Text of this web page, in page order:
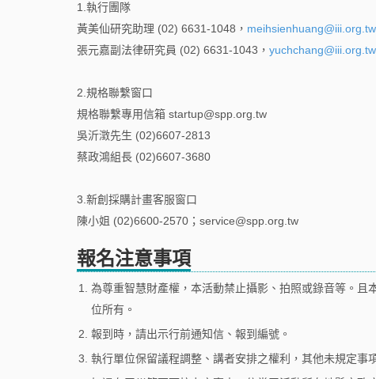
1.執行團隊
黃美仙研究助理 (02) 6631-1048， meihsienhuang@iii.org.tw
張元嘉副法律研究員 (02) 6631-1043， yuchchang@iii.org.tw
2.規格聯繫窗口
規格聯繫專用信箱 startup@spp.org.tw
吳沂澂先生 (02)6607-2813
蔡政鴻組長 (02)6607-3680
3.新創採購計畫客服窗口
陳小姐 (02)6600-2570；service@spp.org.tw
報名注意事項
1.
為尊重智慧財產權，本活動禁止攝影、拍照或錄音等。
位所有。
2. 報到時，請出示行前通知信、報到編號。
3. 執行單位保留議程調整、講者安排之權利，其他未規定事